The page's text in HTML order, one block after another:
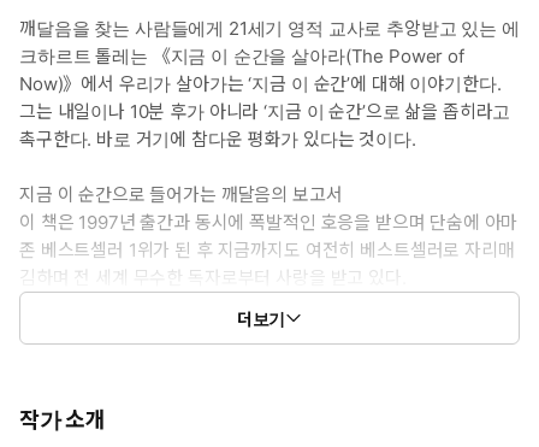
깨달음을 찾는 사람들에게 21세기 영적 교사로 추앙받고 있는 에
크하르트 톨레는 《지금 이 순간을 살아라(The Power of
Now)》에서 우리가 살아가는 ‘지금 이 순간’에 대해 이야기한다.
그는 내일이나 10분 후가 아니라 ‘지금 이 순간’으로 삶을 좁히라고
촉구한다. 바로 거기에 참다운 평화가 있다는 것이다.
지금 이 순간으로 들어가는 깨달음의 보고서
이 책은 1997년 출간과 동시에 폭발적인 호응을 받으며 단숨에 아마
존 베스트셀러 1위가 된 후 지금까지도 여전히 베스트셀러로 자리매
김하며 전 세계 무수한 독자로부터 사랑을 받고 있다.
이성과 과학적 사유 구조가 지배하고 있는 서양에서 에크하르트 톨
레의 가르침은 실로 짧은 기간에 엄청난 반향을 일으켰다. 무엇보다
는 변화이다. 그는 어떻게 하면 마음의 노예가 되지 않고 우리 자신
더보기
작가 소개